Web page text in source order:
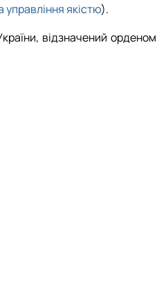
управління якістю).
відзначений